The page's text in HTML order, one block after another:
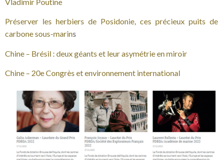
Préserver les herbiers de Posidonie, ces précieux puits de
carbone sous-marins
Chine – Brésil : deux géants et leur asymétrie en miroir
Chine – 20e Congrès et environnement international